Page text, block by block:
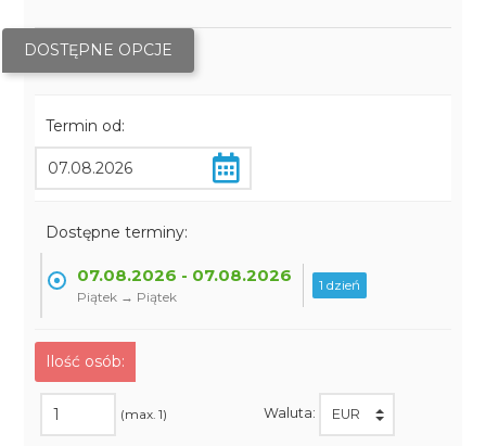
DOSTĘPNE OPCJE
Termin od:
Dostępne terminy:
07.08.2026 - 07.08.2026
Piątek → Piątek
1 dzień
Ilość osób:
(max. 1) Waluta: